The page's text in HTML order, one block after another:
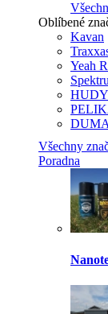
Oblíbené
Kavan
Yeah
HUDY
Všechny
Poradna